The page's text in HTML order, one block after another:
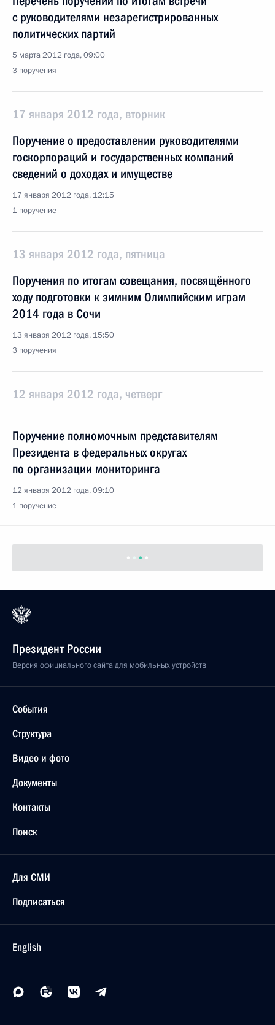
с руководителями незарегистрированных
политических партий
5 марта 2012 года, 09:00
3 поручения
17 января 2012 года, вторник
Поручение о предоставлении руководителями
госкорпораций и государственных компаний
сведений о доходах и имуществе
17 января 2012 года, 12:15
1 поручение
13 января 2012 года, пятница
Поручения по итогам совещания, посвящённого
ходу подготовки к зимним Олимпийским играм
2014 года в Сочи
13 января 2012 года, 15:50
3 поручения
12 января 2012 года, четверг
Поручение полномочным представителям
Президента в федеральных округах
по организации мониторинга
12 января 2012 года, 09:10
1 поручение
Президент России
Версия официального сайта для мобильных устройств
События
Структура
Видео и фото
Документы
Контакты
Поиск
Для СМИ
Подписаться
English